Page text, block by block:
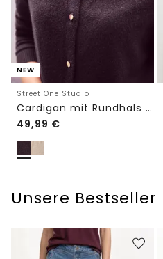
NEW
Street One Studio
Cardigan mit Rundhals und Knöpfen
49,99 €
Unsere Bestseller